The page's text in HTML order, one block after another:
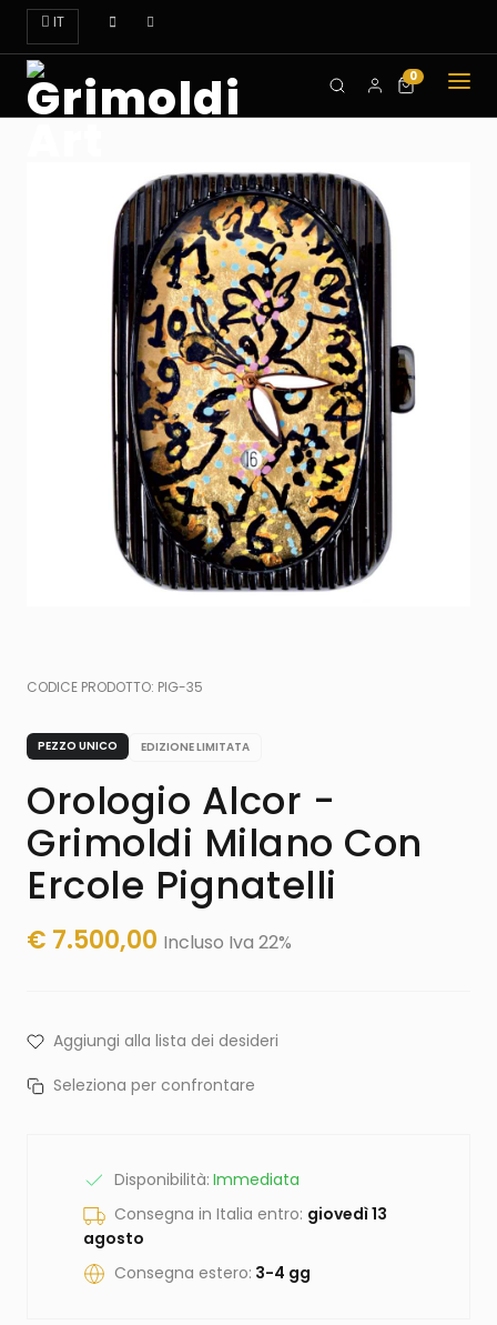
IT
OROLOGI
ART
DOVE
TROVARCI
CONTATTI
0
CODICE PRODOTTO: PIG-35
PEZZO UNICO EDIZIONE LIMITATA
Orologio Alcor -
Grimoldi Milano Con
Ercole Pignatelli
€ 7.500,00 Incluso Iva 22%
Aggiungi alla lista dei desideri
Seleziona per confrontare
Disponibilità: Immediata
Consegna in Italia entro: giovedì 13
agosto
Consegna estero: 3-4 gg